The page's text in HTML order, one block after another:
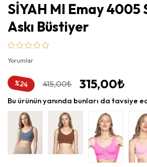
SİYAH MI Emay 4005
Askı Büstiyer
Yorumlar
%24
İndirim
415,00₺ 315,00₺
Bu ürünün yanında bunları da tavsiye